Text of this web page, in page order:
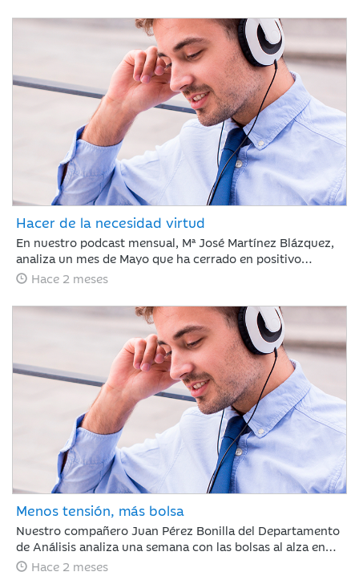
por la inflación, justo antes del debut de SpaceX. Esta
volatilidad contrasta con la estabilidad del crudo y la
rotación hacia el consumo básico, mientras los inversores
asumen un escenario de endurecimiento monetario.
Hacer de la necesidad virtud
En nuestro podcast mensual, Mª José Martínez Blázquez,
analiza un mes de Mayo que ha cerrado en positivo
impulsado por resultados corporativos y el auge global de
reducirse la tensión en el estrecho de Ormuz, mientras
que la renta fija mostró recuperación ante la
estabilización de la deuda pública. En este contexto, el
mercado demostró ser caprichoso, haciendo clave ignorar
el ruido a corto plazo.
Hace 2 meses
Menos tensión, más bolsa
Nuestro compañero Juan Pérez Bonilla del Departamento
de Análisis analiza una semana con las bolsas al alza en
Europa y Japón, tras asimilar los resultados récord de
Hace 2 meses